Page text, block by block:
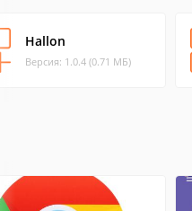
Hallon
Версия: 1.0.4 (0.71 МБ)